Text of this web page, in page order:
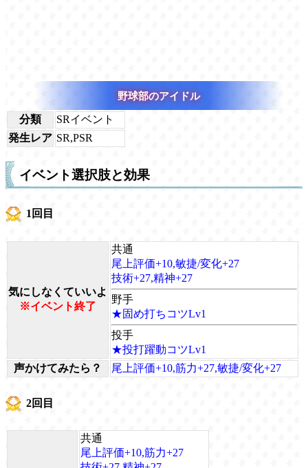
野球部のアイドル
分類
SRイベント
発生レア SR,PSR
イベント選択肢と効果
1回目
気にしなくていいよ
※イベント終了
共通
尾上評価+10,敏捷/変化+27
技術+27,精神+27
野手
★固め打ちコツLv1
投手
★投打躍動コツLv1
声かけてみたら？
尾上評価+10,筋力+27,敏捷/変化+27
2回目
共通
尾上評価+10,筋力+27